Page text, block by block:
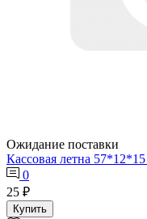
Ожидание поставки
Кассовая летна
0
25 ₽
Купить